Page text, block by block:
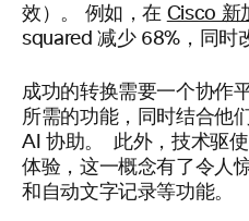
效）。 例如，在 Cisco 新
squared 减少 68%，同时
成功的转换需要一个协作
所需的功能，同时结合他
AI 协助。 此外，技术驱
体验，这一概念有了令人
和自动文字记录等功能。